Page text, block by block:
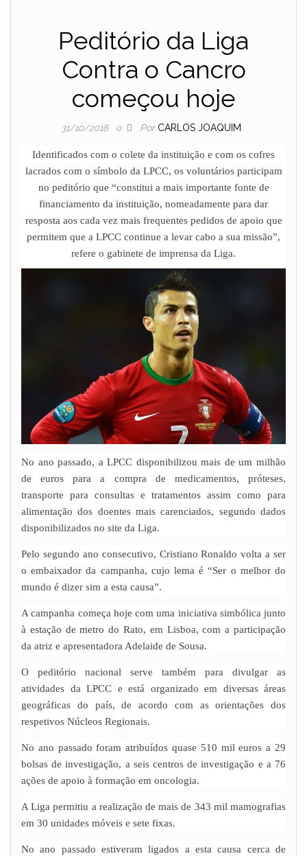
Peditório da Liga
Contra o Cancro
começou hoje
31/10/2018 0 Por CARLOS JOAQUIM
Identificados com o colete da instituição e com os cofres
lacrados com o símbolo da LPCC, os voluntários participam
no peditório que “constitui a mais importante fonte de
financiamento da instituição, nomeadamente para dar
resposta aos cada vez mais frequentes pedidos de apoio que
permitem que a LPCC continue a levar cabo a sua missão”,
refere o gabinete de imprensa da Liga.
No ano passado, a LPCC disponibilizou mais de um milhão
de euros para a compra de medicamentos, próteses,
transporte para consultas e tratamentos assim como para
alimentação dos doentes mais carenciados, segundo dados
disponibilizados no site da Liga.
Pelo segundo ano consecutivo, Cristiano Ronaldo volta a ser
o embaixador da campanha, cujo lema é “Ser o melhor do
mundo é dizer sim a esta causa”.
A campanha começa hoje com uma iniciativa simbólica junto
à estação de metro do Rato, em Lisboa, com a participação
da atriz e apresentadora Adelaide de Sousa.
O peditório nacional serve também para divulgar as
atividades da LPCC e está organizado em diversas áreas
geográficas do país, de acordo com as orientações dos
respetivos Núcleos Regionais.
No ano passado foram atribuídos quase 510 mil euros a 29
bolsas de investigação, a seis centros de investigação e a 76
ações de apoio à formação em oncologia.
A Liga permitiu a realização de mais de 343 mil mamografias
em 30 unidades móveis e sete fixas.
No ano passado estiveram ligados a esta causa cerca de